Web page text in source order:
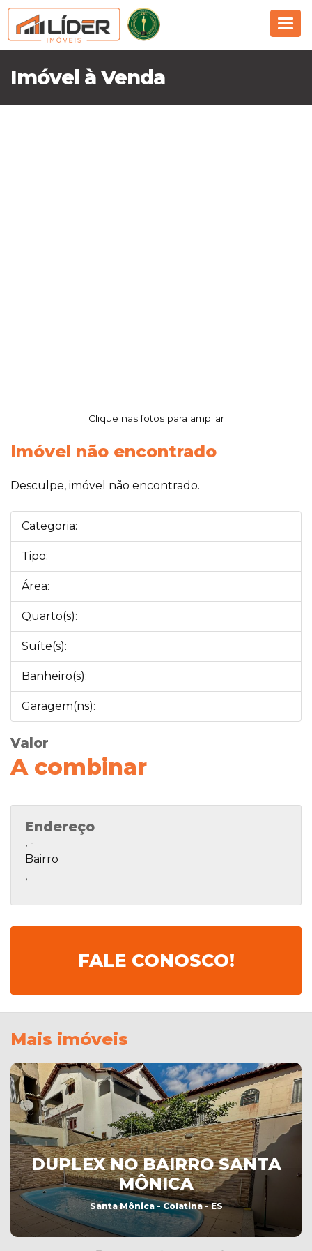
Imóvel à Venda
Clique nas fotos para ampliar
Imóvel não encontrado
Desculpe, imóvel não encontrado.
Categoria:
Tipo:
Área:
Quarto(s):
Suíte(s):
Banheiro(s):
Garagem(ns):
Valor
A combinar
Endereço
, -
Bairro
,
FALE CONOSCO!
Mais imóveis
DUPLEX NO BAIRRO SANTA
MÔNICA
Santa Mônica - Colatina - ES